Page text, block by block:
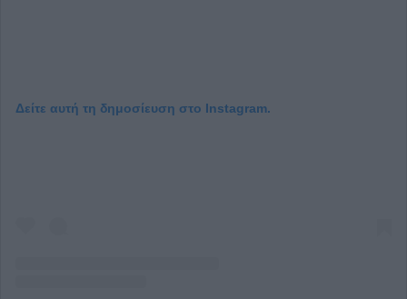
Δείτε αυτή τη δημοσίευση στο Instagram.